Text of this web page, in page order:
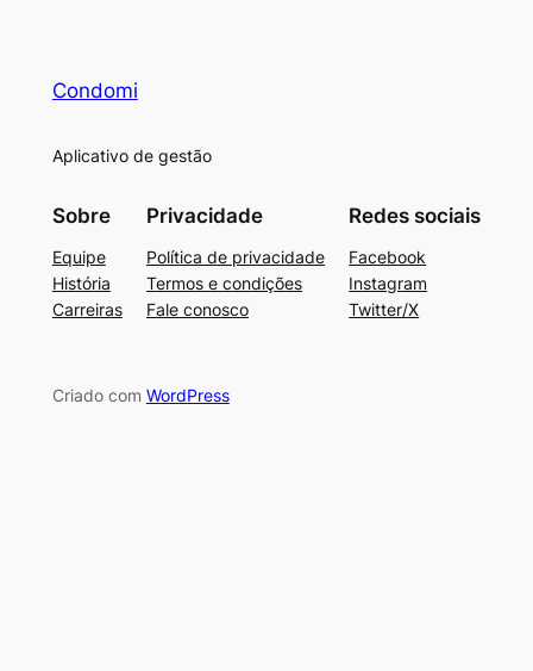
Condomi
Aplicativo de gestão
Sobre
Equipe
História
Carreiras
Privacidade
Política de privacidade
Termos e condições
Fale conosco
Redes sociais
Facebook
Instagram
Twitter/X
Criado com WordPress